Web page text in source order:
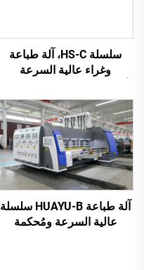
سلسلة HS-C، آلة طباعة
وغراء عالية السرعة
تلقائية
آلة طباعة HUAYU-B سلسلة
عالية السرعة ومُحكمة